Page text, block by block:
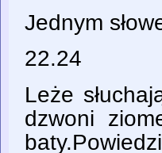
Jednym
22.24
Leże
dzwoni